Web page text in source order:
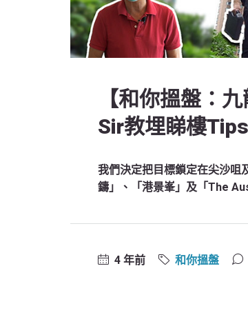
【和你搵盤：
Sir教埋睇樓
我們決定把目標鎖定在尖沙咀
鑄」、「港景峯」及「The
4 年前 和你搵盤